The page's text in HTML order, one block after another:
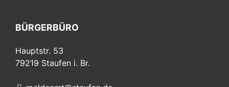
BÜRGERBÜRO
Hauptstr. 53
79219 Staufen i. Br.